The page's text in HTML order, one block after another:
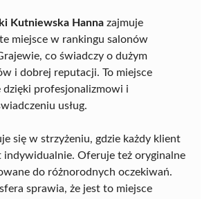
Kutniewska Hanna zajmuje
miejsce w rankingu salonów
co świadczy o dużym
i dobrej reputacji. To miejsce
dzięki profesjonalizmowi i
usług.
się w strzyżeniu, gdzie każdy klient
Oferuje też oryginalne
do różnorodnych oczekiwań.
sprawia, że jest to miejsce